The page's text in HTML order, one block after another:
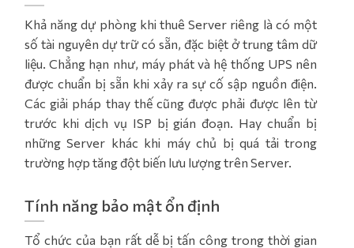
Khả năng dự phòng khi thuê Server riêng là có một
số tài nguyên dự trữ có sẵn, đặc biệt ở trung tâm dữ
liệu. Chẳng hạn như, máy phát và hệ thống UPS nên
được chuẩn bị sẵn khi xảy ra sự cố sập nguồn điện.
Các giải pháp thay thế cũng được phải được lên từ
trước khi dịch vụ ISP bị gián đoạn. Hay chuẩn bị
những Server khác khi máy chủ bị quá tải trong
trường hợp tăng đột biến lưu lượng trên Server.
Tính năng bảo mật ổn định
Tổ chức của bạn rất dễ bị tấn công trong thời gian